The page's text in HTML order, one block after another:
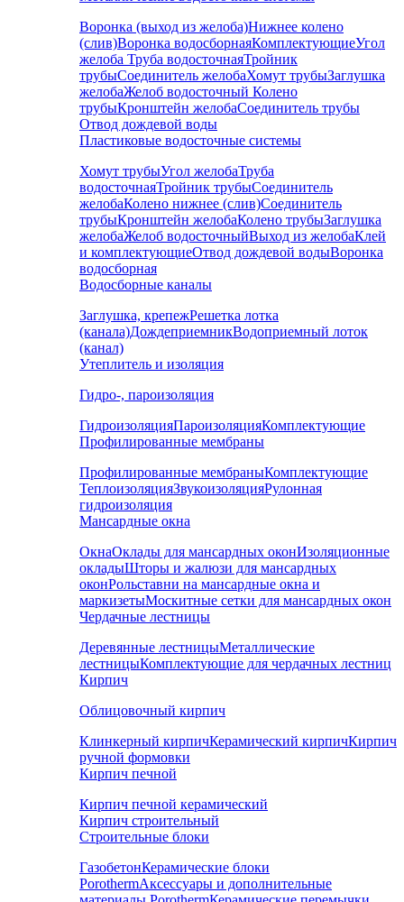
Воронка (выход из желоба)Нижнее колено
(слив)Воронка водосборнаяКомплектующиеУгол
желоба Труба водосточнаяТройник
трубыСоединитель желобаХомут трубыЗаглушка
желобаЖелоб водосточный Колено
трубыКронштейн желобаСоединитель трубы
Отвод дождевой воды
Пластиковые водосточные системы
Хомут трубыУгол желобаТруба
водосточнаяТройник трубыСоединитель
желобаКолено нижнее (слив)Соединитель
трубыКронштейн желобаКолено трубыЗаглушка
желобаЖелоб водосточныйВыход из желобаКлей
и комплектующиеОтвод дождевой водыВоронка
водосборная
Водосборные каналы
Заглушка, крепежРешетка лотка
(канала)ДождеприемникВодоприемный лоток
(канал)
Утеплитель и изоляция
Гидро-, пароизоляция
ГидроизоляцияПароизоляцияКомплектующие
Профилированные мембраны
Профилированные мембраныКомплектующие
ТеплоизоляцияЗвукоизоляцияРулонная
гидроизоляция
Мансардные окна
ОкнаОклады для мансардных оконИзоляционные
окладыШторы и жалюзи для мансардных
оконРольставни на мансардные окна и
маркизетыМоскитные сетки для мансардных окон
Чердачные лестницы
Деревянные лестницыМеталлические
лестницыКомплектующие для чердачных лестниц
Кирпич
Облицовочный кирпич
Клинкерный кирпичКерамический кирпичКирпич
ручной формовки
Кирпич печной
Кирпич печной керамический
Кирпич строительный
Строительные блоки
ГазобетонКерамические блоки
PorothermАксессуары и дополнительные